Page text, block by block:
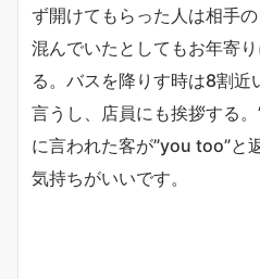
ず開けてもらった人は相手
混んでいたとしてもお年寄
る。バスを降りす時は8割近
言うし、店員にも挨拶する
に言われた客が”you too”と
気持ちがいいです。